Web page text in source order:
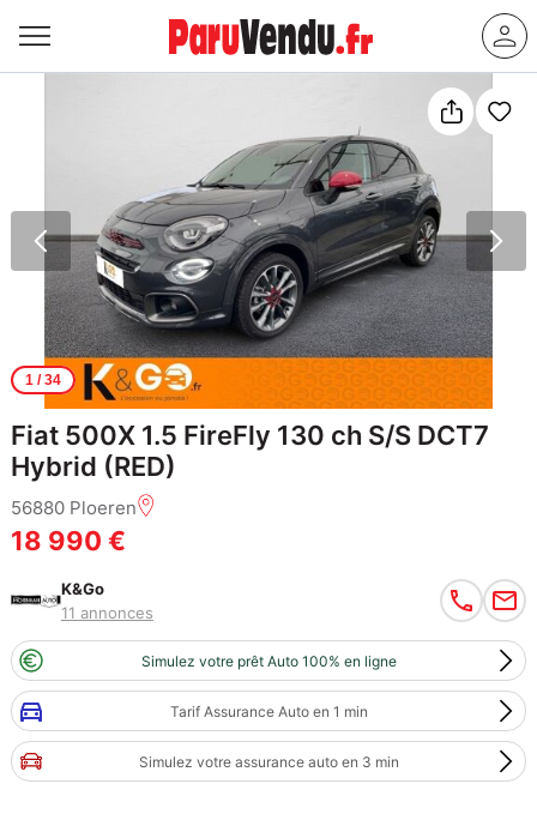
1/ 34
Fiat 500X 1.5 FireFly 130 ch S/S DCT7
Hybrid (RED)
56880 Ploeren
18 990 €
K&Go
11 annonces
Simulez votre prêt Auto 100% en ligne
Tarif Assurance Auto en 1 min
Simulez votre assurance auto en 3 min